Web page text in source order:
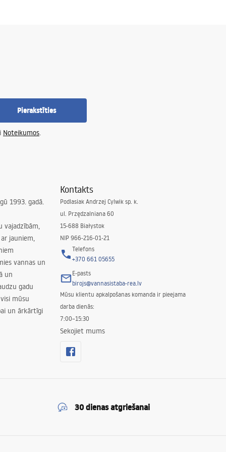
Pierakstīties
Noteikumos.
1993. gadā.
vajadzībām,
jauniem,
vannas un
un
gadu
mūsu
un ārkārtīgi
Kontakts
Podlasiak Andrzej Cylwik sp. k.
ul. Przędzalniana 60
15-688 Białystok
NIP 966-216-01-21
Telefons
+370 661 05655
E-pasts
birojs@vannasistaba-rea.lv
Mūsu klientu apkalpošanas komanda ir pieejama
darba dienās:
7:00–15:30
Sekojiet mums
30 dienas atgriešanai